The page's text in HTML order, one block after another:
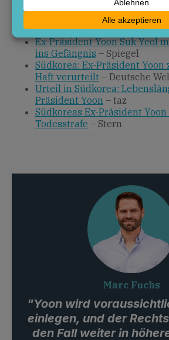
Richter verurteilten Ex-
lebenslanger Haft–
Kriegsrecht in Südkorea
Ex-Präsident Yoon Suk Yeol
ins Gefängnis – Spiegel
Südkorea: Ex-Präsident Yoon
Haft verurteilt – Deutsche
Urteil in Südkorea:
Präsident Yoon – taz
Südkoreas Ex-Präsident
Todesstrafe – Stern
Marc Fuchs
"Yoon wird
einlegen, und der
den Fall weiter in